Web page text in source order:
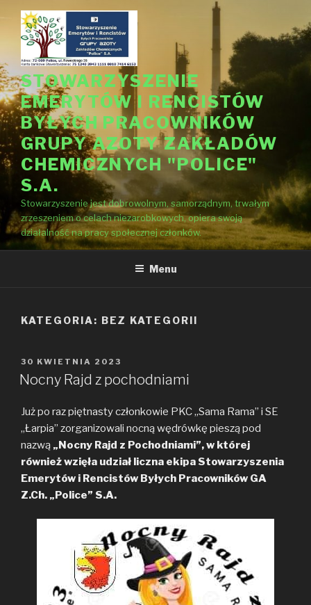
Przejdź
treści
STOWARZYSZENIE
EMERYTÓW I RENCISTÓW
BYŁYCH PRACOWNIKÓW
GRUPY AZOTY ZAKŁADÓW
CHEMICZNYCH "POLICE"
S.A.
Stowarzyszenie jest dobrowolnym, samorządnym, trwałym
zrzeszeniem o celach niezarobkowych, opiera swoją
działalność na pracy społecznej członków.
Menu
KATEGORIA: BEZ KATEGORII
OPUBLIKOWANE
W
30 KWIETNIA 2023
Nocny Rajd z pochodniami
Już po raz piętnasty członkowie PKC „Sama Rama” i SE
„Łarpia” zorganizowali nocną wędrówkę pieszą pod
nazwą „Nocny Rajd z Pochodniami”, w której
również wzięła udział liczna ekipa Stowarzyszenia
Emerytów i Rencistów Byłych Pracowników GA
Z.Ch. „Police” S.A.